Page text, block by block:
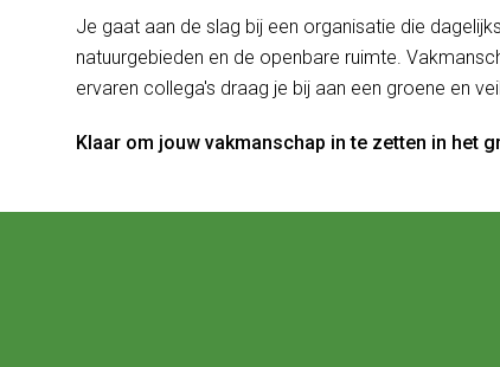
Je gaat aan de slag bij een organisatie die
natuurgebieden en de openbare ruimte.
ervaren collega's draag je bij aan een groene en
Klaar om jouw vakmanschap in te zetten in het